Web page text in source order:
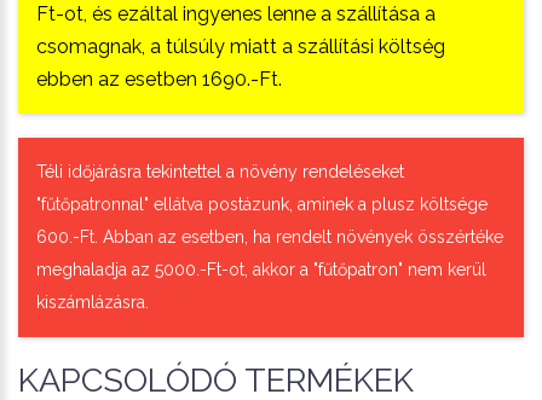
Ft-ot, és ezáltal ingyenes lenne a szállítása a
csomagnak, a túlsúly miatt a szállítási költség
ebben az esetben 1690.-Ft.
Téli időjárásra tekintettel a növény rendeléseket
"fűtőpatronnal" ellátva postázunk, aminek a plusz költsége
600.-Ft. Abban az esetben, ha rendelt növények összértéke
meghaladja az 5000.-Ft-ot, akkor a "fűtőpatron" nem kerül
kiszámlázásra.
KAPCSOLÓDÓ TERMÉKEK